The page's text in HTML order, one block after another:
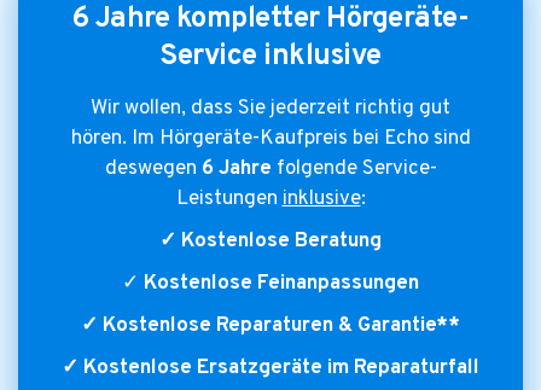
6 Jahre kompletter Hörgeräte-
Service inklusive
Wir wollen, dass Sie jederzeit richtig gut
hören. Im Hörgeräte-Kaufpreis bei Echo sind
deswegen 6 Jahre folgende Service-
Leistungeninklusive:
✓ Kostenlose Beratung
✓ Kostenlose Feinanpassungen
✓ Kostenlose Reparaturen & Garantie**
✓ Kostenlose Ersatzgeräte im Reparaturfall